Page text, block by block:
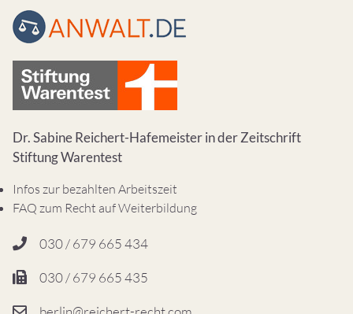
Dr. Sabine Reichert-Hafemeister in der Zeitschrift
Stiftung Warentest
Infos zur bezahlten Arbeitszeit
FAQ zum Recht auf Weiterbildung
030 / 679 665 434
030 / 679 665 435